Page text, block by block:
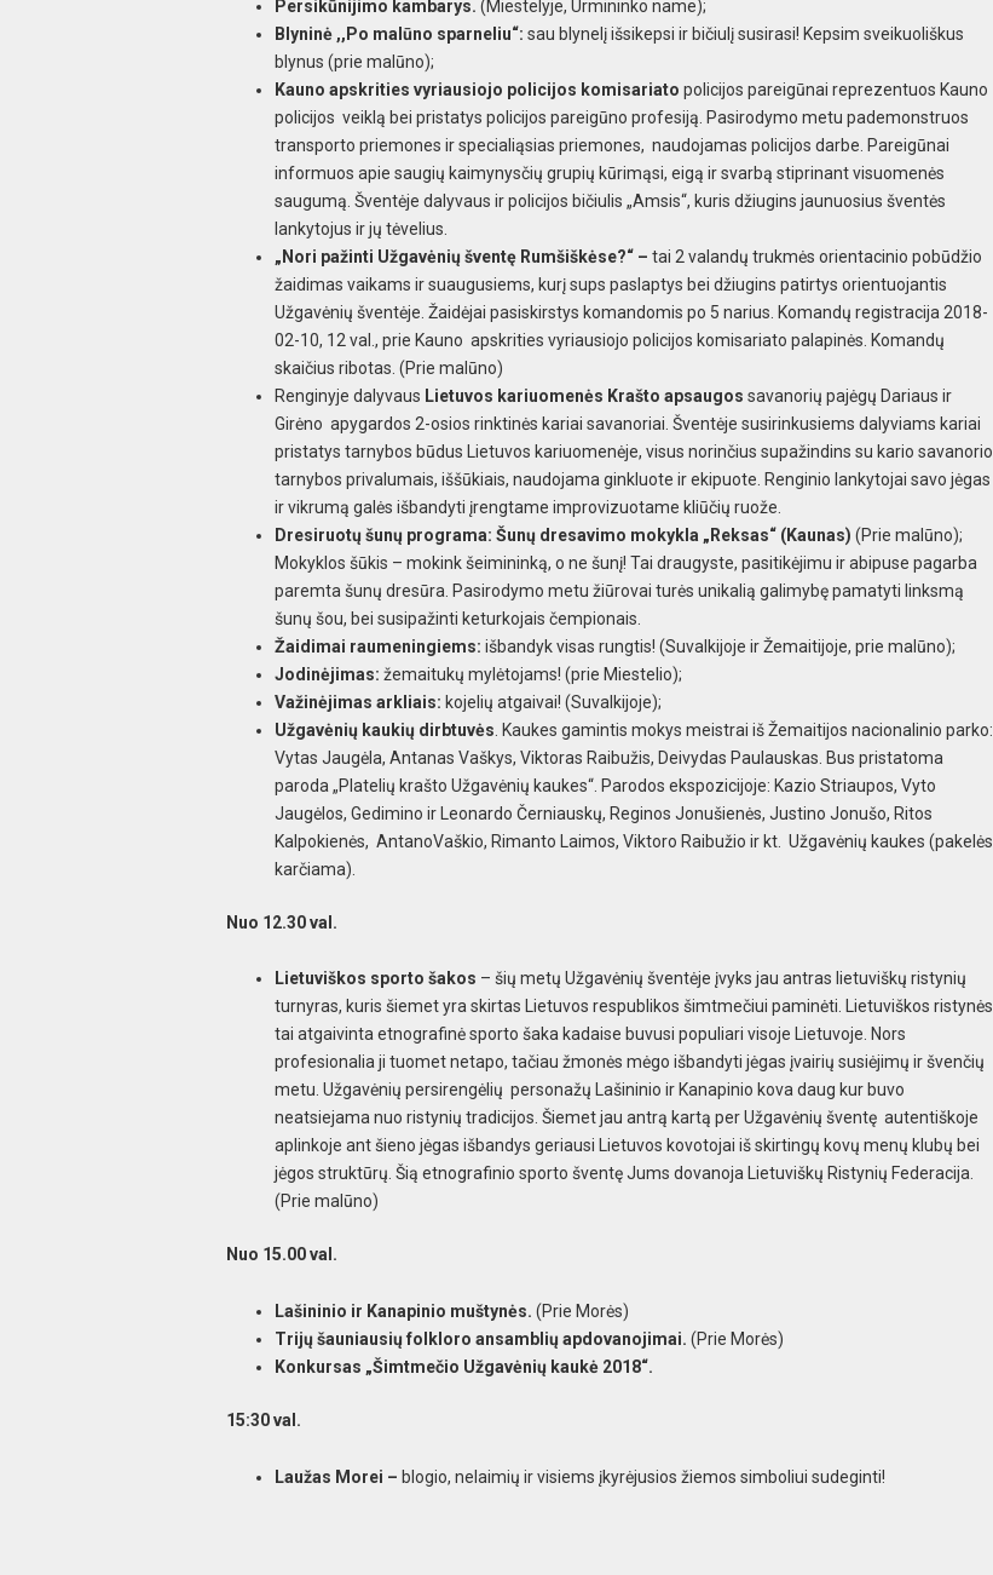
Persikūnijimo kambarys. (Miestelyje, Urmininko name);
Blyninė ,,Po malūno sparneliu“: sau blynelį išsikepsi ir bičiulį susirasi! Kepsim sveikuoliškus
blynus (prie malūno);
Kauno apskrities vyriausiojo policijos komisariato policijos pareigūnai reprezentuos Kauno
policijos veiklą bei pristatys policijos pareigūno profesiją. Pasirodymo metu pademonstruos
transporto priemones ir specialiąsias priemones, naudojamas policijos darbe. Pareigūnai
informuos apie saugių kaimynysčių grupių kūrimąsi, eigą ir svarbą stiprinant visuomenės
saugumą. Šventėje dalyvaus ir policijos bičiulis „Amsis“, kuris džiugins jaunuosius šventės
lankytojus ir jų tėvelius.
„Nori pažinti Užgavėnių šventę Rumšiškėse?“ – tai 2 valandų trukmės orientacinio pobūdžio
žaidimas vaikams ir suaugusiems, kurį sups paslaptys bei džiugins patirtys orientuojantis
Užgavėnių šventėje. Žaidėjai pasiskirstys komandomis po 5 narius. Komandų registracija 2018-
02-10, 12 val., prie Kauno apskrities vyriausiojo policijos komisariato palapinės. Komandų
skaičius ribotas. (Prie malūno)
Renginyje dalyvaus Lietuvos kariuomenės Krašto apsaugos savanorių pajėgų Dariaus ir
Girėno apygardos 2-osios rinktinės kariai savanoriai. Šventėje susirinkusiems dalyviams kariai
pristatys tarnybos būdus Lietuvos kariuomenėje, visus norinčius supažindins su kario savanorio
tarnybos privalumais, iššūkiais, naudojama ginkluote ir ekipuote. Renginio lankytojai savo jėgas
ir vikrumą galės išbandyti įrengtame improvizuotame kliūčių ruože.
Dresiruotų šunų programa: Šunų dresavimo mokykla „Reksas“ (Kaunas) (Prie malūno);
Mokyklos šūkis – mokink šeimininką, o ne šunį! Tai draugyste, pasitikėjimu ir abipuse pagarba
paremta šunų dresūra. Pasirodymo metu žiūrovai turės unikalią galimybę pamatyti linksmą
šunų šou, bei susipažinti keturkojais čempionais.
Žaidimai raumeningiems: išbandyk visas rungtis! (Suvalkijoje ir Žemaitijoje, prie malūno);
Jodinėjimas: žemaitukų mylėtojams! (prie Miestelio);
Važinėjimas arkliais: kojelių atgaivai! (Suvalkijoje);
Užgavėnių kaukių dirbtuvės . Kaukes gamintis mokys meistrai iš Žemaitijos nacionalinio parko:
Vytas Jaugėla, Antanas Vaškys, Viktoras Raibužis, Deivydas Paulauskas. Bus pristatoma
paroda „Platelių krašto Užgavėnių kaukes“. Parodos ekspozicijoje: Kazio Striaupos, Vyto
Jaugėlos, Gedimino ir Leonardo Černiauskų, Reginos Jonušienės, Justino Jonušo, Ritos
Kalpokienės, AntanoVaškio, Rimanto Laimos, Viktoro Raibužio ir kt. Užgavėnių kaukes (pakelės
karčiama).
Nuo 12.30 val.
Lietuviškos sporto šakos – šių metų Užgavėnių šventėje įvyks jau antras lietuviškų ristynių
turnyras, kuris šiemet yra skirtas Lietuvos respublikos šimtmečiui paminėti. Lietuviškos ristynės
tai atgaivinta etnografinė sporto šaka kadaise buvusi populiari visoje Lietuvoje. Nors
profesionalia ji tuomet netapo, tačiau žmonės mėgo išbandyti jėgas įvairių susiėjimų ir švenčių
metu. Užgavėnių persirengėlių personažų Lašininio ir Kanapinio kova daug kur buvo
neatsiejama nuo ristynių tradicijos. Šiemet jau antrą kartą per Užgavėnių šventę autentiškoje
aplinkoje ant šieno jėgas išbandys geriausi Lietuvos kovotojai iš skirtingų kovų menų klubų bei
jėgos struktūrų. Šią etnografinio sporto šventę Jums dovanoja Lietuviškų Ristynių Federacija.
(Prie malūno)
Nuo 15.00 val.
Lašininio ir Kanapinio muštynės. (Prie Morės)
Trijų šauniausių folkloro ansamblių apdovanojimai. (Prie Morės)
Konkursas „Šimtmečio Užgavėnių kaukė 2018“.
15:30 val.
Laužas Morei – blogio, nelaimių ir visiems įkyrėjusios žiemos simboliui sudeginti!